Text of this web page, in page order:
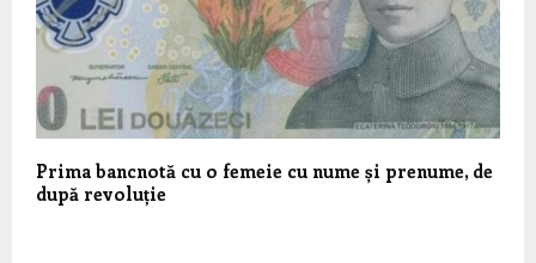
Prima bancnotă cu o femeie cu nume și prenume, de
după revoluție